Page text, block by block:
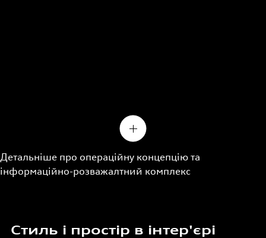
Детальніше про операційну концепцію та
інформаційно-розважалтний комплекс
Стиль і простір в інтер'єрі